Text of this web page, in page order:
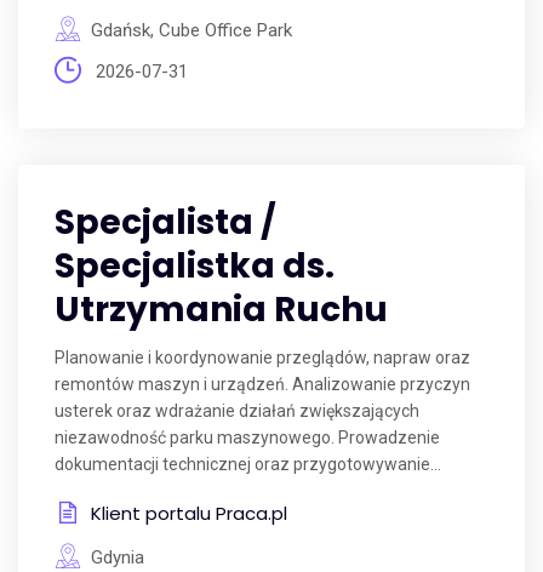
Gdańsk, Cube Office Park
2026-07-31
Specjalista /
Specjalistka ds.
Utrzymania Ruchu
Planowanie i koordynowanie przeglądów, napraw oraz
remontów maszyn i urządzeń. Analizowanie przyczyn
usterek oraz wdrażanie działań zwiększających
niezawodność parku maszynowego. Prowadzenie
dokumentacji technicznej oraz przygotowywanie...
Klient portalu Praca.pl
Gdynia